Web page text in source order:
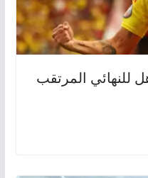
للنهائي المرتقب